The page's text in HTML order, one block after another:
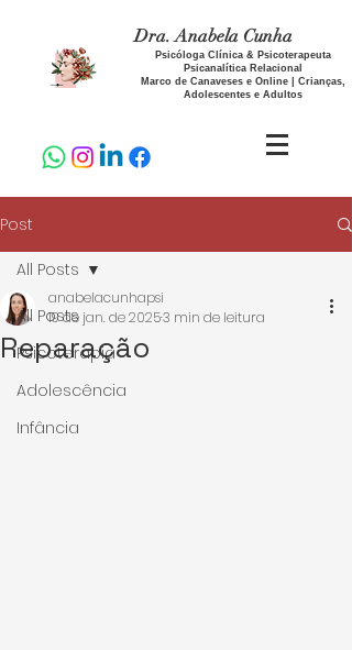
Dra. Anabela Cunha
Psicóloga Clínica & Psicoterapeuta
Psicanalítica Relacional
Marco de Canaveses e Online | Crianças,
Adolescentes e Adultos
Post
All Posts
Psicoterapia
Adolescência
Infância
All Posts
Reparação
anabelacunhapsi
19 de jan. de 20253 min de leitura